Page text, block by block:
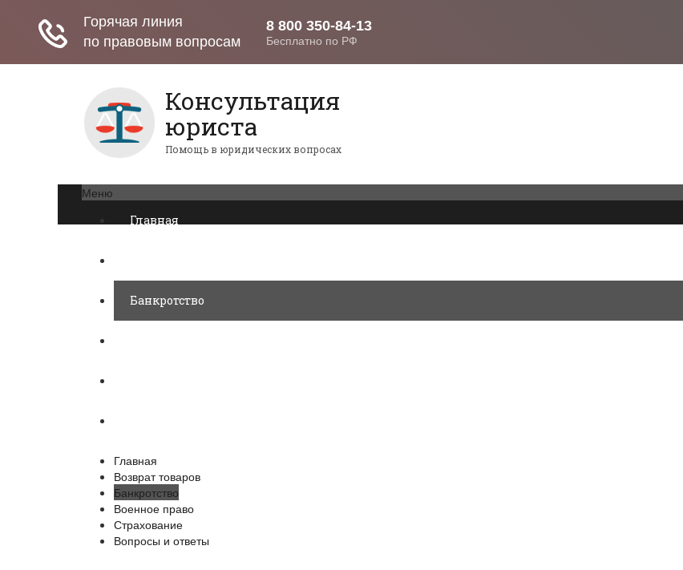
Консультация
юриста
Помощь в юридических вопросах
Меню
Главная
Банкротство
Главная
Возврат товаров
Банкротство
Военное право
Страхование
Вопросы и ответы